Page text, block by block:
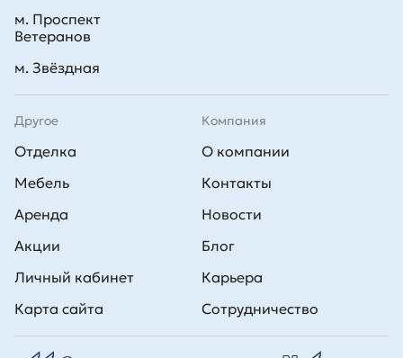
Другое
Отделка
Мебель
Аренда
Акции
Личный кабинет
Карта сайта
Компания
О компании
Контакты
Новости
Блог
Карьера
Сотрудничество
м. Проспект
Ветеранов
м. Звёздная